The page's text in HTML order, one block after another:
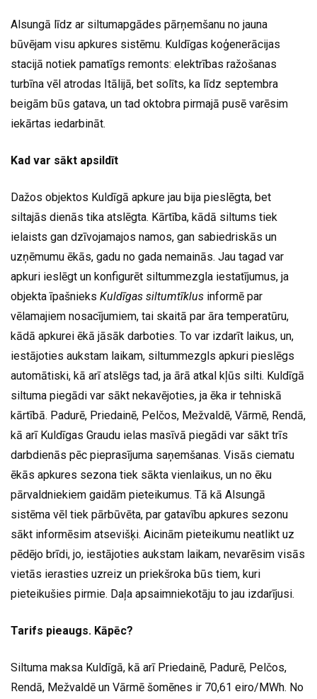
Alsungā līdz ar siltumapgādes pārņemšanu no jauna
būvējam visu apkures sistēmu. Kuldīgas koģenerācijas
stacijā notiek pamatīgs remonts: elektrības ražošanas
turbīna vēl atrodas Itālijā, bet solīts, ka līdz septembra
beigām būs gatava, un tad oktobra pirmajā pusē varēsim
iekārtas iedarbināt.
Kad var sākt apsildīt
Dažos objektos Kuldīgā apkure jau bija pieslēgta, bet
siltajās dienās tika atslēgta. Kārtība, kādā siltums tiek
ielaists gan dzīvojamajos namos, gan sabiedriskās un
uzņēmumu ēkās, gadu no gada nemainās. Jau tagad var
apkuri ieslēgt un konfigurēt siltummezgla iestatījumus, ja
objekta īpašnieks Kuldīgas siltumtīklus informē par
vēlamajiem nosacījumiem, tai skaitā par āra temperatūru,
kādā apkurei ēkā jāsāk darboties. To var izdarīt laikus, un,
iestājoties aukstam laikam, siltummezgls apkuri pieslēgs
automātiski, kā arī atslēgs tad, ja ārā atkal kļūs silti. Kuldīgā
siltuma piegādi var sākt nekavējoties, ja ēka ir tehniskā
kārtībā. Padurē, Priedainē, Pelčos, Mežvaldē, Vārmē, Rendā,
kā arī Kuldīgas Graudu ielas masīvā piegādi var sākt trīs
darbdienās pēc pieprasījuma saņemšanas. Visās ciematu
ēkās apkures sezona tiek sākta vienlaikus, un no ēku
pārvaldniekiem gaidām pieteikumus. Tā kā Alsungā
sistēma vēl tiek pārbūvēta, par gatavību apkures sezonu
sākt informēsim atsevišķi. Aicinām pieteikumu neatlikt uz
pēdējo brīdi, jo, iestājoties aukstam laikam, nevarēsim visās
vietās ierasties uzreiz un priekšroka būs tiem, kuri
pieteikušies pirmie. Daļa apsaimniekotāju to jau izdarījusi.
Tarifs pieaugs. Kāpēc?
Siltuma maksa Kuldīgā, kā arī Priedainē, Padurē, Pelčos,
Rendā, Mežvaldē un Vārmē šomēnes ir 70,61 eiro/MWh. No